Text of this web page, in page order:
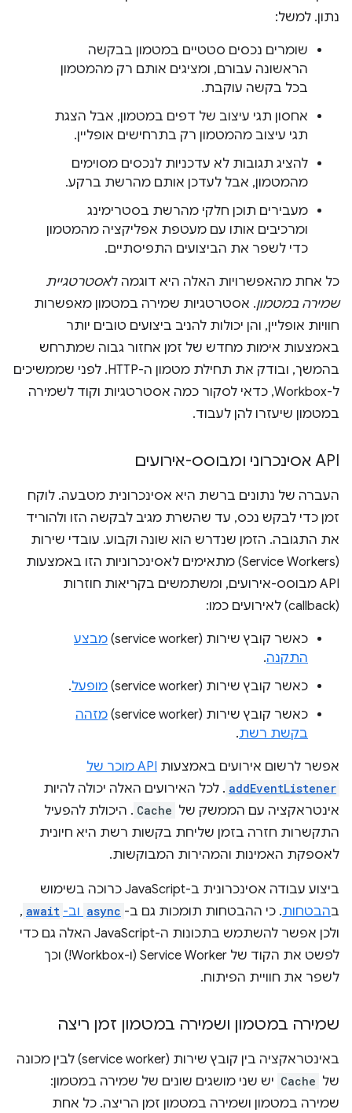
נתון. למשל:
שומרים נכסים סטטיים במטמון בבקשה
הראשונה עבורם, ומציגים אותם רק מהמטמון
בכל בקשה עוקבת.
אחסון תגי עיצוב של דפים במטמון, אבל הצגת
תגי עיצוב מהמטמון רק בתרחישים אופליין.
להציג תגובות לא עדכניות לנכסים מסוימים
מהמטמון, אבל לעדכן אותם מהרשת ברקע.
מעבירים תוכן חלקי מהרשת בסטרימינג
ומרכיבים אותו עם מעטפת אפליקציה מהמטמון
כדי לשפר את הביצועים התפיסתיים.
כל אחת מהאפשרויות האלה היא דוגמה לאסטרטגיית
שמירה במטמון. אסטרטגיות שמירה במטמון מאפשרות
חוויות אופליין, והן יכולות להניב ביצועים טובים יותר
באמצעות אימות מחדש של זמן אחזור גבוה שמתרחש
בהמשך, ובודק את תחילת מטמון ה-HTTP. לפני שממשיכים
ל-Workbox, כדאי לסקור כמה אסטרטגיות וקוד לשמירה
במטמון שיעזרו להן לעבוד.
API אסינכרוני ומבוסס-אירועים
העברה של נתונים ברשת היא אסינכרונית מטבעה. לוקח
זמן כדי לבקש נכס, עד שהשרת מגיב לבקשה הזו ולהוריד
את התגובה. הזמן שנדרש הוא שונה וקבוע. עובדי שירות
(Service Workers) מתאימים לאסינכרוניות הזו באמצעות
API מבוסס-אירועים, ומשתמשים בקריאות חוזרות
(callback) לאירועים כמו:
כאשר קובץ שירות (service worker)
מבצע
התקנה.
כאשר קובץ שירות (service worker)
מופעל.
כאשר קובץ שירות (service worker)
מזהה
בקשת רשת.
אפשר לרשום אירועים באמצעות API מוכר של
addEventListener . לכל האירועים האלה יכולה להיות
אינטראקציה עם הממשק של Cache . היכולת להפעיל
התקשרות חזרה בזמן שליחת בקשות רשת היא חיונית
לאספקת האמינות והמהירות המבוקשות.
ביצוע עבודה אסינכרונית ב-JavaScript כרוכה בשימוש
בהבטחות. כי ההבטחות תומכות גם ב- async וב- await
,
ולכן אפשר להשתמש בתכונות ה-JavaScript האלה גם כדי
לפשט את הקוד של Service Worker (ו-Workbox!) וכך
לשפר את חוויית הפיתוח.
שמירה במטמון ושמירה במטמון זמן ריצה
באינטראקציה בין קובץ שירות (service worker) לבין מכונה
של Cache יש שני מושגים שונים של שמירה במטמון:
שמירה במטמון ושמירה במטמון זמן הריצה. כל אחת